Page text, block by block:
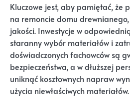
Kluczowe jest, aby pamiętać, że
na remoncie domu
jakości. Inwestycje w
staranny wybór materiałów i
doświadczonych fachowców są
bezpieczeństwa, a w dłuższej
uniknąć kosztownych napraw
użycia niewłaściwych materiałów.